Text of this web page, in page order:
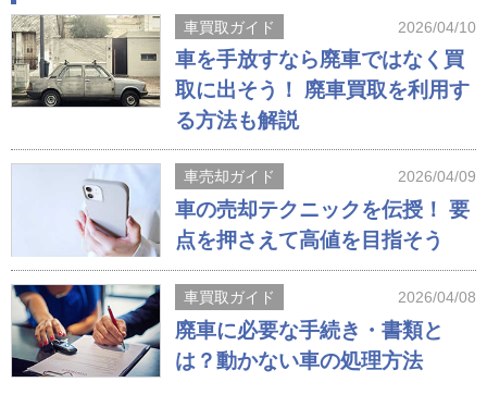
車買取ガイド 2026/04/10
車を手放すなら廃車ではなく買
取に出そう！ 廃車買取を利用す
る方法も解説
車売却ガイド 2026/04/09
車の売却テクニックを伝授！ 要
点を押さえて高値を目指そう
車買取ガイド 2026/04/08
廃車に必要な手続き・書類と
は？動かない車の処理方法